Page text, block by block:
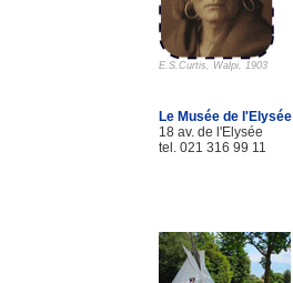
E.S.Curtis, Walpi, 1903
Le Musée de l'Elysée
18 av. de l'Elysée
tel. 021 316 99 11